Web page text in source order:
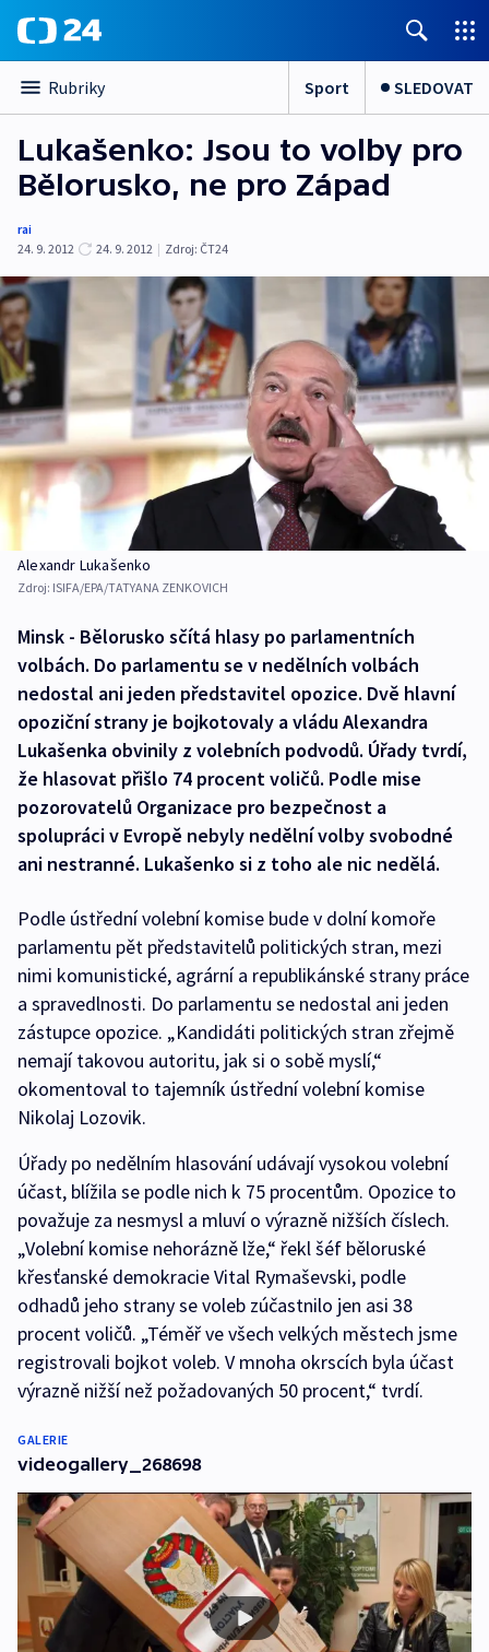
Rubriky Sport SLEDOVAT
Lukašenko: Jsou to volby pro
Bělorusko, ne pro Západ
rai
24. 9. 2012
24. 9. 2012 | Zdroj: ČT24
Alexandr Lukašenko
Zdroj: ISIFA/EPA/TATYANA ZENKOVICH
Minsk - Bělorusko sčítá hlasy po parlamentních
volbách. Do parlamentu se v nedělních volbách
nedostal ani jeden představitel opozice. Dvě hlavní
opoziční strany je bojkotovaly a vládu Alexandra
Lukašenka obvinily z volebních podvodů. Úřady tvrdí,
že hlasovat přišlo 74 procent voličů. Podle mise
pozorovatelů Organizace pro bezpečnost a
spolupráci v Evropě nebyly nedělní volby svobodné
ani nestranné. Lukašenko si z toho ale nic nedělá.
Podle ústřední volební komise bude v dolní komoře
parlamentu pět představitelů politických stran, mezi
nimi komunistické, agrární a republikánské strany práce
a spravedlnosti. Do parlamentu se nedostal ani jeden
zástupce opozice. „Kandidáti politických stran zřejmě
nemají takovou autoritu, jak si o sobě myslí,“
okomentoval to tajemník ústřední volební komise
Nikolaj Lozovik.
Úřady po nedělním hlasování udávají vysokou volební
účast, blížila se podle nich k 75 procentům. Opozice to
považuje za nesmysl a mluví o výrazně nižších číslech.
„Volební komise nehorázně lže,“ řekl šéf běloruské
křesťanské demokracie Vital Rymaševski, podle
odhadů jeho strany se voleb zúčastnilo jen asi 38
procent voličů. „Téměř ve všech velkých městech jsme
registrovali bojkot voleb. V mnoha okrscích byla účast
výrazně nižší než požadovaných 50 procent,“ tvrdí.
GALERIE
videogallery_268698